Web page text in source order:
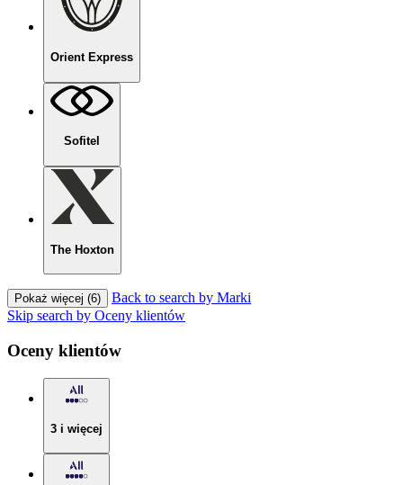
Orient Express
Sofitel
The Hoxton
Pokaż więcej (6)
Back to search by Marki
Skip search by Oceny klientów
Oceny klientów
3 i więcej